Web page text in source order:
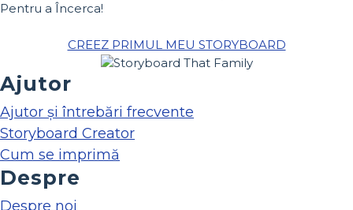
Pentru a Încerca!
CREEZ PRIMUL MEU STORYBOARD
Ajutor
Ajutor și întrebări frecvente
Storyboard Creator
Cum se imprimă
Despre
Despre noi